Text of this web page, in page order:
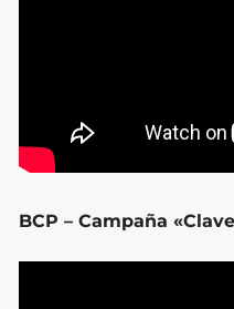
BCP – Campaña